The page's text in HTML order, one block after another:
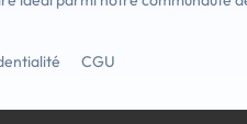
CGU